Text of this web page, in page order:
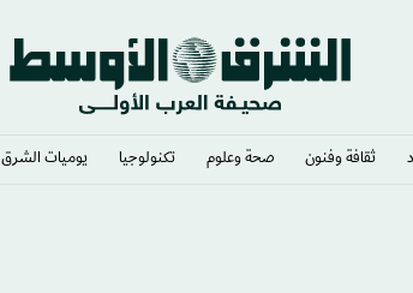
ثقافة وفنون صحة وعلوم تكنولوجيا يوميات الشرق​